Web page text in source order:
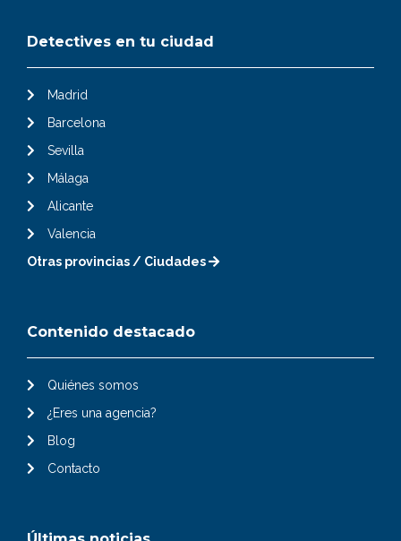
Detectives en tu ciudad
Madrid
Barcelona
Sevilla
Málaga
Alicante
Valencia
Otras provincias / Ciudades
Contenido destacado
Quiénes somos
¿Eres una agencia?
Blog
Contacto